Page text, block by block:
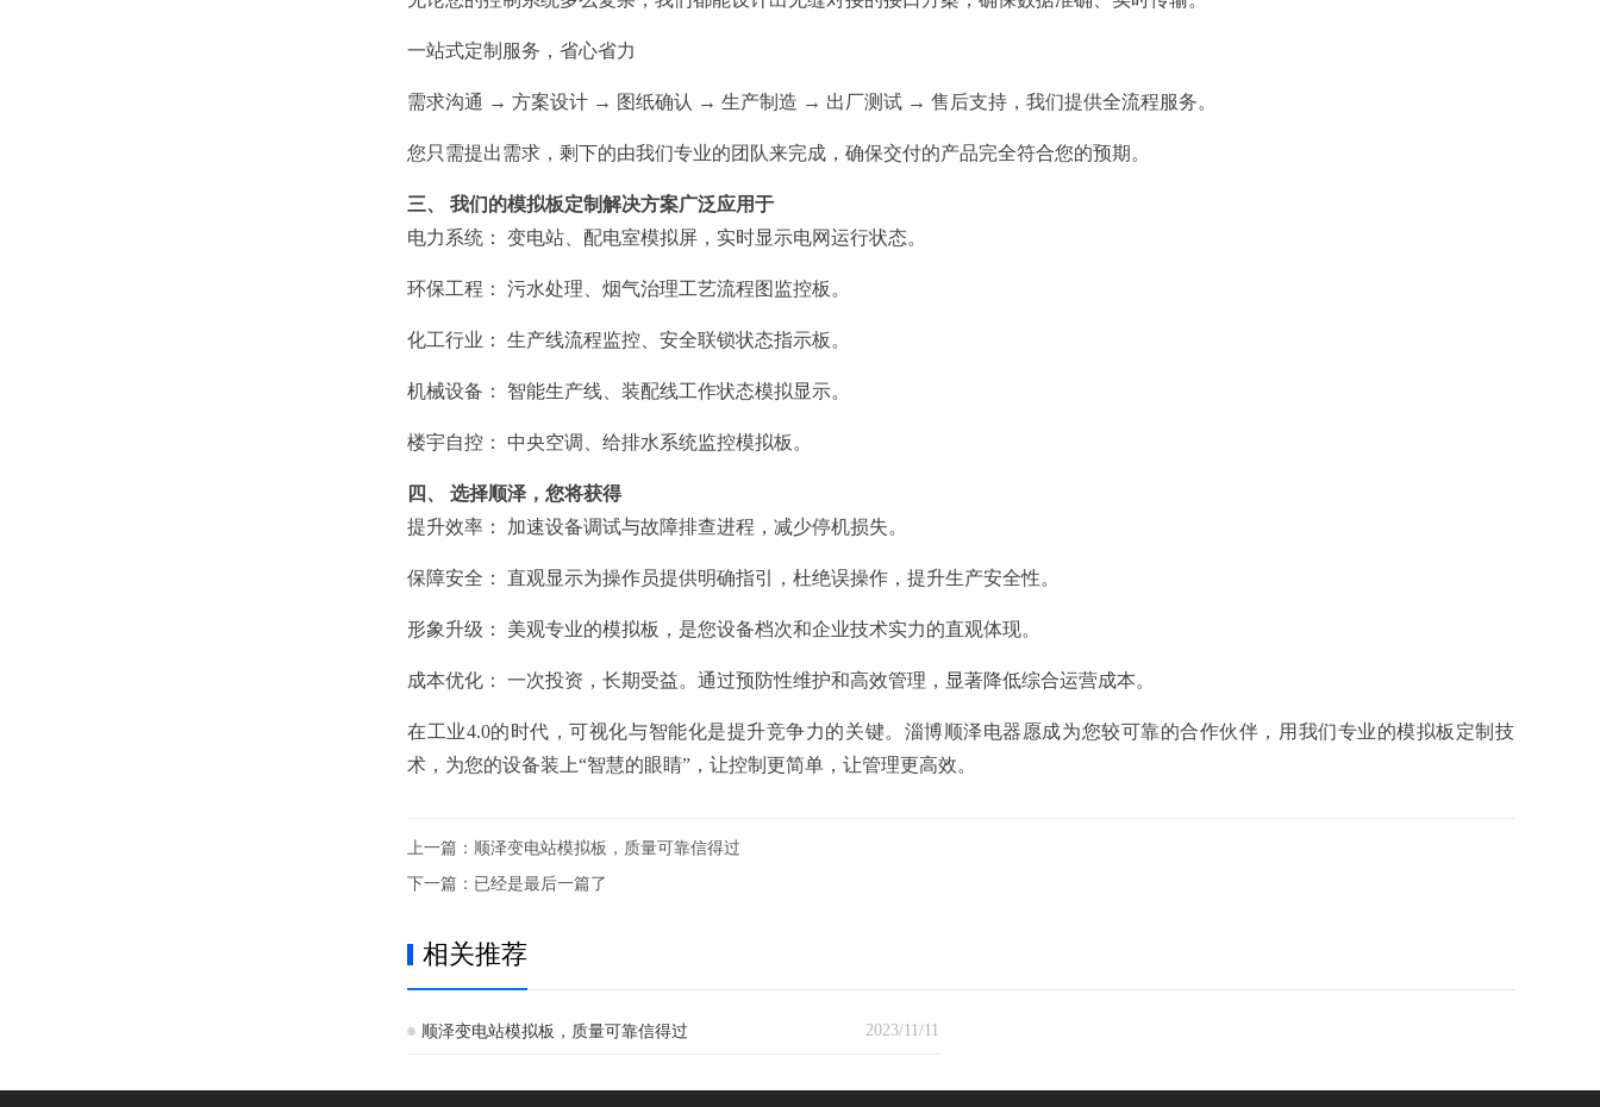
一站式定制服务，省心省力
需求沟通 → 方案设计 → 图纸确认 → 生产制造 → 出厂测试 → 售后支持，我们提供全流程服务。
您只需提出需求，剩下的由我们专业的团队来完成，确保交付的产品完全符合您的预期。
三、 我们的模拟板定制解决方案广泛应用于
电力系统： 变电站、配电室模拟屏，实时显示电网运行状态。
环保工程： 污水处理、烟气治理工艺流程图监控板。
化工行业： 生产线流程监控、安全联锁状态指示板。
机械设备： 智能生产线、装配线工作状态模拟显示。
楼宇自控： 中央空调、给排水系统监控模拟板。
四、 选择顺泽，您将获得
提升效率： 加速设备调试与故障排查进程，减少停机损失。
保障安全： 直观显示为操作员提供明确指引，杜绝误操作，提升生产安全性。
形象升级： 美观专业的模拟板，是您设备档次和企业技术实力的直观体现。
成本优化： 一次投资，长期受益。通过预防性维护和高效管理，显著降低综合运营成本。
在工业4.0的时代，可视化与智能化是提升竞争力的关键。淄博顺泽电器愿成为您较可靠的合作伙伴，用我们专业的模拟板定制技
术，为您的设备装上“智慧的眼睛”，让控制更简单，让管理更高效。
上一篇： 顺泽变电站模拟板，质量可靠信得过
下一篇： 已经是最后一篇了
相关推荐
2023/11/11
顺泽变电站模拟板，质量可靠信得过